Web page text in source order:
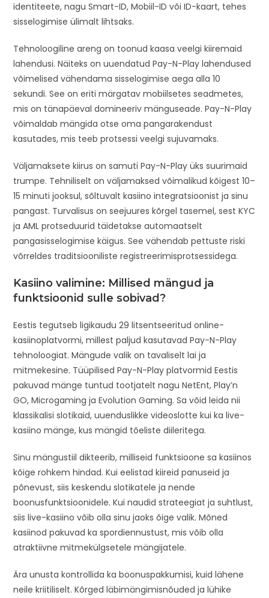
identiteete, nagu Smart-ID, Mobiil-ID või ID-kaart, tehes
sisselogimise ülimalt lihtsaks.
Tehnoloogiline areng on toonud kaasa veelgi kiiremaid
lahendusi. Näiteks on uuendatud Pay-N-Play lahendused
võimelised vähendama sisselogimise aega alla 10
sekundi. See on eriti märgatav mobiilsetes seadmetes,
mis on tänapäeval domineeriv mänguseade. Pay-N-Play
võimaldab mängida otse oma pangarakendust
kasutades, mis teeb protsessi veelgi sujuvamaks.
Väljamaksete kiirus on samuti Pay-N-Play üks suurimaid
trumpe. Tehniliselt on väljamaksed võimalikud kõigest 10–
15 minuti jooksul, sõltuvalt kasiino integratsioonist ja sinu
pangast. Turvalisus on seejuures kõrgel tasemel, sest KYC
ja AML protseduurid täidetakse automaatselt
pangasisselogimise käigus. See vähendab pettuste riski
võrreldes traditsiooniliste registreerimisprotsessidega.
Kasiino valimine: Millised mängud ja
funktsioonid sulle sobivad?
Eestis tegutseb ligikaudu 29 litsentseeritud online-
kasiinoplatvormi, millest paljud kasutavad Pay-N-Play
tehnoloogiat. Mängude valik on tavaliselt lai ja
mitmekesine. Tüüpilised Pay-N-Play platvormid Eestis
pakuvad mänge tuntud tootjatelt nagu NetEnt, Play’n
GO, Microgaming ja Evolution Gaming. Sa võid leida nii
klassikalisi slotikaid, uuenduslikke videoslotte kui ka live-
kasiino mänge, kus mängid tõeliste diileritega.
Sinu mängustiil dikteerib, milliseid funktsioone sa kasiinos
kõige rohkem hindad. Kui eelistad kiireid panuseid ja
põnevust, siis keskendu slotikatele ja nende
boonusfunktsioonidele. Kui naudid strateegiat ja suhtlust,
siis live-kasiino võib olla sinu jaoks õige valik. Mõned
kasiinod pakuvad ka spordiennustust, mis võib olla
atraktiivne mitmekülgsetele mängijatele.
Ära unusta kontrollida ka boonuspakkumisi, kuid lähene
neile kriitiliselt. Kõrged läbimängimisnõuded ja lühike